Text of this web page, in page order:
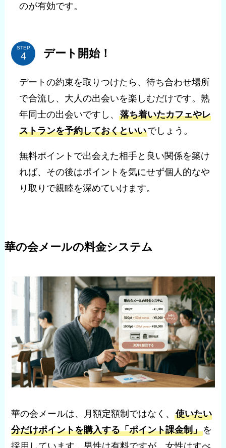
のが有効です。
STEP デート開始！
デートの約束を取りつけたら、待ち合わせ場所
で合流し、大人の出会いを楽しむだけです。熟
年同士の出会いですし、落ち着いたカフェやレ
ストランを予約しておくといいでしょう。
無料ポイントで出会えた相手と良い関係を築け
れば、その後はポイントを気にせず個人的なや
り取りで親睦を深めていけます。
華の会メールの料金システム
華の会メールは、月額定額制ではなく、使いたい
分だけポイントを購入する「ポイント課金制」を